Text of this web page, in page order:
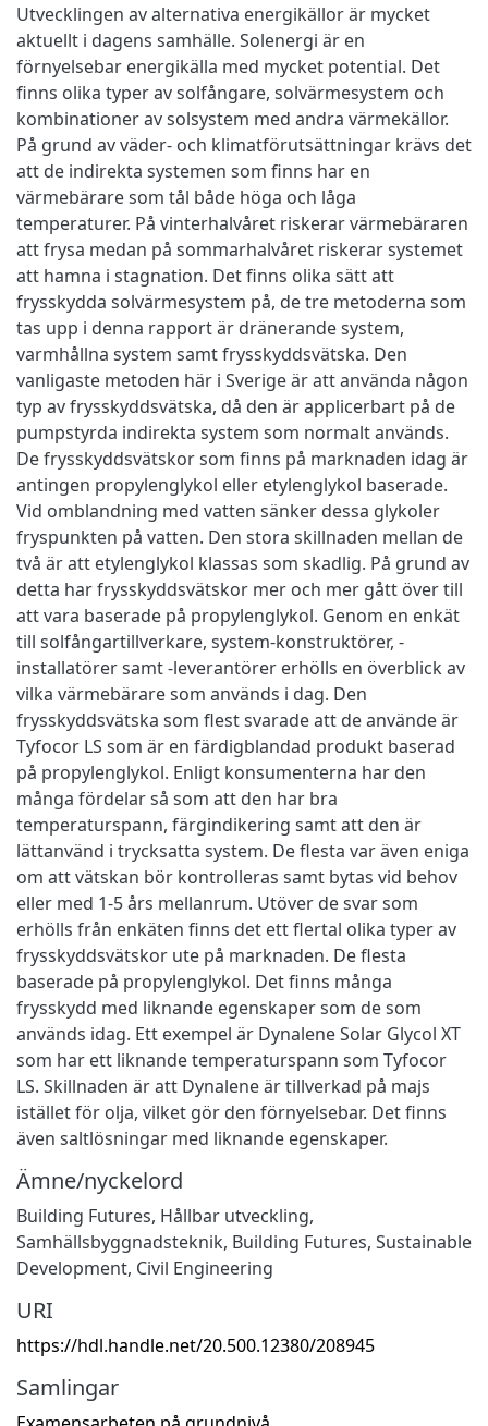
Utvecklingen av alternativa energikällor är mycket
aktuellt i dagens samhälle. Solenergi är en
förnyelsebar energikälla med mycket potential. Det
finns olika typer av solfångare, solvärmesystem och
kombinationer av solsystem med andra värmekällor.
På grund av väder- och klimatförutsättningar krävs det
att de indirekta systemen som finns har en
värmebärare som tål både höga och låga
temperaturer. På vinterhalvåret riskerar värmebäraren
att frysa medan på sommarhalvåret riskerar systemet
att hamna i stagnation. Det finns olika sätt att
frysskydda solvärmesystem på, de tre metoderna som
tas upp i denna rapport är dränerande system,
varmhållna system samt frysskyddsvätska. Den
vanligaste metoden här i Sverige är att använda någon
typ av frysskyddsvätska, då den är applicerbart på de
pumpstyrda indirekta system som normalt används.
De frysskyddsvätskor som finns på marknaden idag är
antingen propylenglykol eller etylenglykol baserade.
Vid omblandning med vatten sänker dessa glykoler
fryspunkten på vatten. Den stora skillnaden mellan de
två är att etylenglykol klassas som skadlig. På grund av
detta har frysskyddsvätskor mer och mer gått över till
att vara baserade på propylenglykol. Genom en enkät
till solfångartillverkare, system-konstruktörer, -
installatörer samt -leverantörer erhölls en överblick av
vilka värmebärare som används i dag. Den
frysskyddsvätska som flest svarade att de använde är
Tyfocor LS som är en färdigblandad produkt baserad
på propylenglykol. Enligt konsumenterna har den
många fördelar så som att den har bra
temperaturspann, färgindikering samt att den är
lättanvänd i trycksatta system. De flesta var även eniga
om att vätskan bör kontrolleras samt bytas vid behov
eller med 1-5 års mellanrum. Utöver de svar som
erhölls från enkäten finns det ett flertal olika typer av
frysskyddsvätskor ute på marknaden. De flesta
baserade på propylenglykol. Det finns många
frysskydd med liknande egenskaper som de som
används idag. Ett exempel är Dynalene Solar Glycol XT
som har ett liknande temperaturspann som Tyfocor
LS. Skillnaden är att Dynalene är tillverkad på majs
istället för olja, vilket gör den förnyelsebar. Det finns
även saltlösningar med liknande egenskaper.
Ämne/nyckelord
Building Futures, Hållbar utveckling,
Samhällsbyggnadsteknik, Building Futures, Sustainable
Development, Civil Engineering
URI
https://hdl.handle.net/20.500.12380/208945
Samlingar